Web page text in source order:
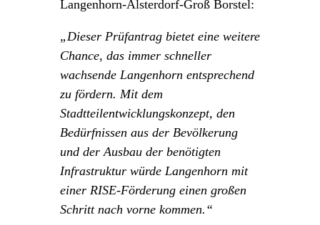
Langenhorn-Alsterdorf-Groß Borstel:
„Dieser Prüfantrag bietet eine weitere
Chance, das immer schneller
wachsende Langenhorn entsprechend
zu fördern. Mit dem
Stadtteilentwicklungskonzept, den
Bedürfnissen aus der Bevölkerung
und der Ausbau der benötigten
Infrastruktur würde Langenhorn mit
einer RISE-Förderung einen großen
Schritt nach vorne kommen.“